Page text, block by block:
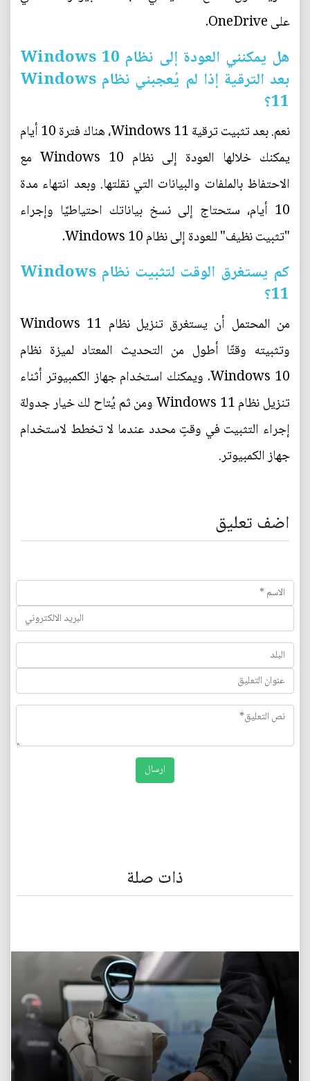
على OneDrive.
هل يمكنني العودة إلى نظام Windows 10
بعد الترقية إذا لم يُعجبني نظام Windows
11؟
نعم. بعد تثبيت ترقية Windows 11، هناك فترة 10 أيام
يمكنك خلالها العودة إلى نظام Windows 10 مع
الاحتفاظ بالملفات والبيانات التي نقلتها. وبعد انتهاء مدة
10 أيام، ستحتاج إلى نسخ بياناتك احتياطيًا وإجراء
"تثبيت نظيف" للعودة إلى نظام Windows 10.
كم يستغرق الوقت لتثبيت نظام Windows
11؟
من المحتمل أن يستغرق تنزيل نظام Windows 11
وتثبيته وقتًا أطول من التحديث المعتاد لميزة نظام
Windows 10. ويمكنك استخدام جهاز الكمبيوتر أثناء
تنزيل نظام Windows 11 ومن ثم يُتاح لك خيار جدولة
إجراء التثبيت في وقتٍ محدد عندما لا تخطط لاستخدام
جهاز الكمبيوتر.
اضف تعليق
ذات صلة